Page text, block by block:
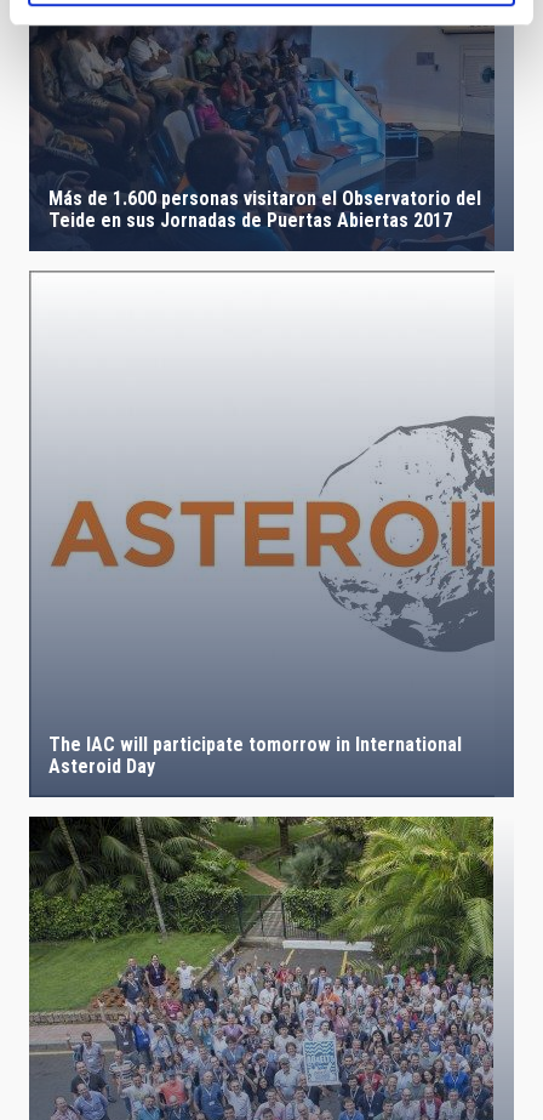
Más de 1.600 personas visitaron el Observatorio del
Teide en sus Jornadas de Puertas Abiertas 2017
The IAC will participate tomorrow in International
Asteroid Day